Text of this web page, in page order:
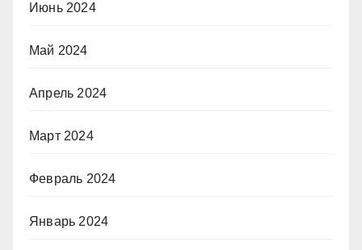
Июнь 2024
Май 2024
Апрель 2024
Март 2024
Февраль 2024
Январь 2024